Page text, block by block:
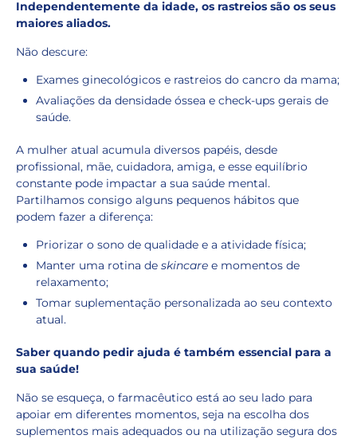
Independentemente da idade, os rastreios são os seus
maiores aliados.
Não descure:
Exames ginecológicos e rastreios do cancro da mama;
Avaliações da densidade óssea e check-ups gerais de
saúde.
A mulher atual acumula diversos papéis, desde
profissional, mãe, cuidadora, amiga, e esse equilíbrio
constante pode impactar a sua saúde mental.
Partilhamos consigo alguns pequenos hábitos que
podem fazer a diferença:
Priorizar o sono de qualidade e a atividade física;
Manter uma rotina de skincare e momentos de
relaxamento;
Tomar suplementação personalizada ao seu contexto
atual.
Saber quando pedir ajuda é também essencial para a
sua saúde!
Não se esqueça, o farmacêutico está ao seu lado para
apoiar em diferentes momentos, seja na escolha dos
suplementos mais adequados ou na utilização segura dos